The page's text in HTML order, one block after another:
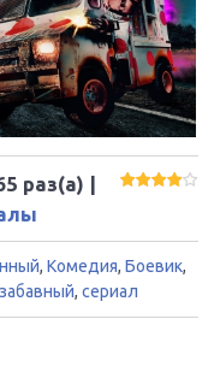
раз(а) |
, Комедия, Боевик,
забавный, сериал